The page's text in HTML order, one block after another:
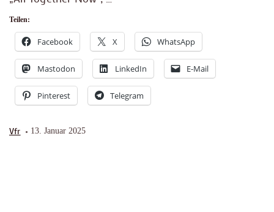
Teilen:
Facebook X WhatsApp
Mastodon LinkedIn E-Mail
Pinterest Telegram
Vfr 13. Januar 2025